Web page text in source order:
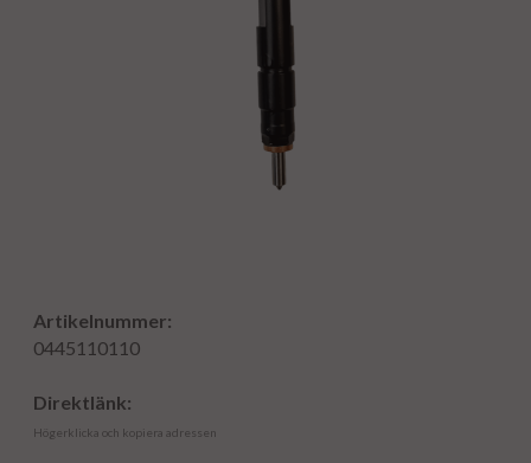
Artikelnummer:
0445110110
Direktlänk:
Högerklicka och kopiera adressen